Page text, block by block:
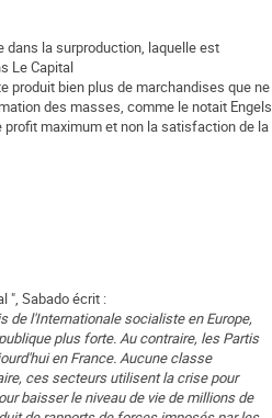
dans la surproduction, laquelle est
Le Capital
produit bien plus de marchandises que ne
des masses, comme le notait Engels
profit maximum et non la satisfaction de la
", Sabado écrit :
l'Internationale socialiste en Europe,
plus forte. Au contraire, les Partis
en France. Aucune classe
ces secteurs utilisent la crise pour
baisser le niveau de vie de millions de